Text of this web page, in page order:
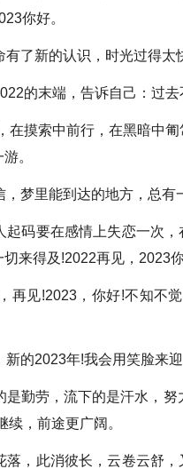
你好。
新的认识，时光过得太
的末端，告诉自己：过去
摸索中前行，在黑暗中匍
。
里能到达的地方，总有
要在感情上失恋一次，
来得及!2022再见，2023你
见!2023，你好!不知不觉
2023年!我会用笑脸来迎
劳，流下的是汗水，努
续，前途更广阔。
此消彼长，云卷云舒，